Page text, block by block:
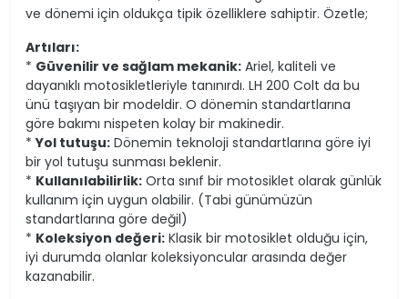
ve dönemi için oldukça tipik özelliklere sahiptir. Özetle;
Artıları:
* Güvenilir ve sağlam mekanik: Ariel, kaliteli ve
dayanıklı motosikletleriyle tanınırdı. LH 200 Colt da bu
ünü taşıyan bir modeldir. O dönemin standartlarına
göre bakımı nispeten kolay bir makinedir.
*Yol tutuşu: Dönemin teknoloji standartlarına göre iyi
bir yol tutuşu sunması beklenir.
* Kullanılabilirlik: Orta sınıf bir motosiklet olarak günlük
kullanım için uygun olabilir. (Tabi günümüzün
standartlarına göre değil)
* Koleksiyon değeri: Klasik bir motosiklet olduğu için,
iyi durumda olanlar koleksiyoncular arasında değer
kazanabilir.